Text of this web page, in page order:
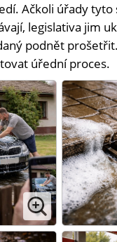
Ačkoli úřady tyto
legislativa jim
podnět
úřední proces.